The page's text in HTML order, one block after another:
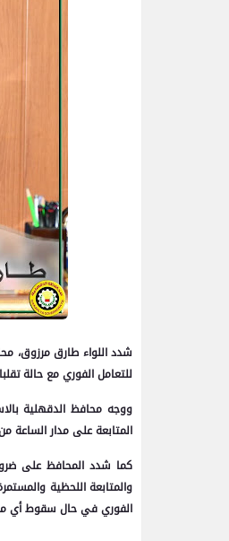
شدد اللواء طارق مرزوق،
للتعامل الفوري مع حالة
ووجه محافظ الدقهلية
المتابعة على مدار الساعة
كما شدد المحافظ على
والمتابعة اللحظية
الفوري في حال سقوط أي